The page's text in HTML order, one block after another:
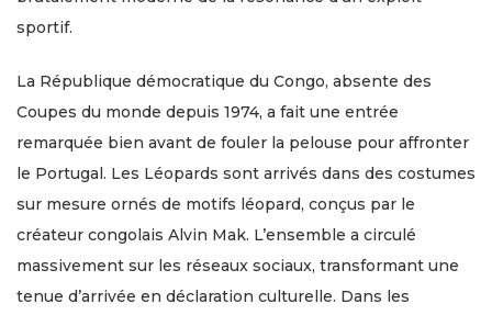
sportif.
La République démocratique du Congo, absente des
Coupes du monde depuis 1974, a fait une entrée
remarquée bien avant de fouler la pelouse pour affronter
le Portugal. Les Léopards sont arrivés dans des costumes
sur mesure ornés de motifs léopard, conçus par le
créateur congolais Alvin Mak. L’ensemble a circulé
massivement sur les réseaux sociaux, transformant une
tenue d’arrivée en déclaration culturelle. Dans les